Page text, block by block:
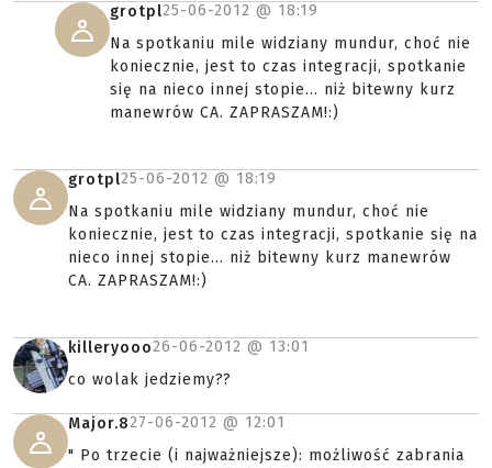
grotpl25-06-2012 @ 18:19
Na spotkaniu mile widziany mundur, choć nie
koniecznie, jest to czas integracji, spotkanie
się na nieco innej stopie... niż bitewny kurz
manewrów CA. ZAPRASZAM!:)
grotpl25-06-2012 @ 18:19
Na spotkaniu mile widziany mundur, choć nie
koniecznie, jest to czas integracji, spotkanie się na
nieco innej stopie... niż bitewny kurz manewrów
CA. ZAPRASZAM!:)
killeryooo26-06-2012 @ 13:01
co wolak jedziemy??
Major.827-06-2012 @ 12:01
" Po trzecie (i najważniejsze): możliwość zabrania